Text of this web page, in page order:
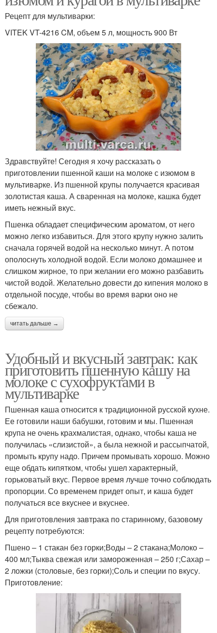
Рецепт для мультиварки:
VITEK VT-4216 CM, объем 5 л, мощность 900 Вт
Здравствуйте! Сегодня я хочу рассказать о
приготовлении пшенной каши на молоке с изюмом в
мультиварке. Из пшенной крупы получается красивая
золотистая каша. А сваренная на молоке, кашка будет
иметь нежный вкус.
Пшенка обладает специфическим ароматом, от него
можно легко избавиться. Для этого крупу нужно залить
сначала горячей водой на несколько минут. А потом
ополоснуть холодной водой. Если молоко домашнее и
слишком жирное, то при желании его можно разбавить
чистой водой. Желательно довести до кипения молоко в
отдельной посуде, чтобы во время варки оно не
сбежало.
читать дальше →
Удобный и вкусный завтрак: как
приготовить пшенную кашу на
молоке с сухофруктами в
мультиварке
Пшенная каша относится к традиционной русской кухне.
Ее готовили наши бабушки, готовим и мы. Пшенная
крупа не очень крахмалистая, однако, чтобы каша не
получилась «слизистой», а была нежной и рассыпчатой,
промыть крупу надо. Причем промывать хорошо. Можно
еще обдать кипятком, чтобы ушел характерный,
горьковатый вкус. Первое время лучше точно соблюдать
пропорции. Со временем придет опыт, и каша будет
получаться все вкуснее и вкуснее.
Для приготовления завтрака по старинному, базовому
рецепту потребуются:
Пшено – 1 стакан без горки;Воды – 2 стакана;Молоко –
400 мл;Тыква свежая или замороженная – 250 г;Сахар –
2 ложки (столовые, без горки);Соль и специи по вкусу.
Приготовление: